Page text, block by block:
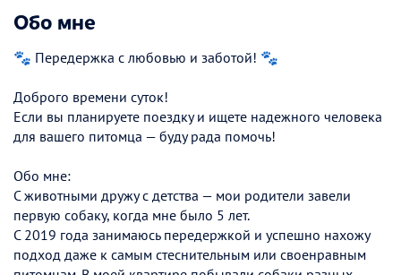
Обо мне
🐾 Передержка с любовью и заботой! 🐾
Доброго времени суток!
Если вы планируете поездку и ищете надежного человека
для вашего питомца — буду рада помочь!
Обо мне:
С животными дружу с детства — мои родители завели
первую собаку, когда мне было 5 лет.
С 2019 года занимаюсь передержкой и успешно нахожу
подход даже к самым стеснительным или своенравным